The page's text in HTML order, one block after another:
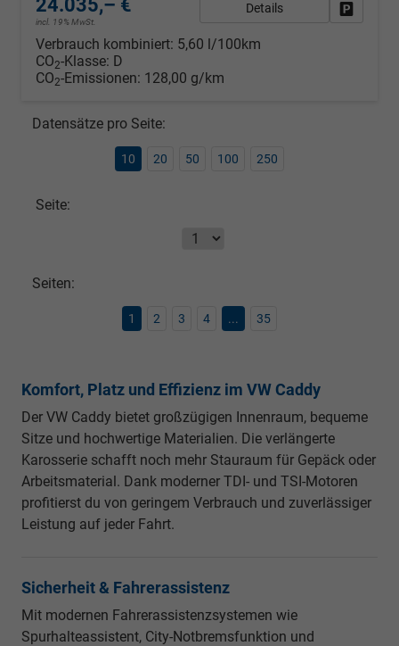
24.035,– €
incl. 19% MwSt.
Details
Verbrauch kombiniert: 5,60 l/100km
CO2-Klasse: D
CO2-Emissionen: 128,00 g/km
Datensätze pro Seite:
10 20 50 100 250
Seite:
Seiten:
1 2 3 4 ... 35
Komfort, Platz und Effizienz im VW Caddy
Der VW Caddy bietet großzügigen Innenraum, bequeme
Sitze und hochwertige Materialien. Die verlängerte
Karosserie schafft noch mehr Stauraum für Gepäck oder
Arbeitsmaterial. Dank moderner TDI- und TSI-Motoren
profitierst du von geringem Verbrauch und zuverlässiger
Leistung auf jeder Fahrt.
Sicherheit & Fahrerassistenz
Mit modernen Fahrerassistenzsystemen wie
Spurhalteassistent, City-Notbremsfunktion und